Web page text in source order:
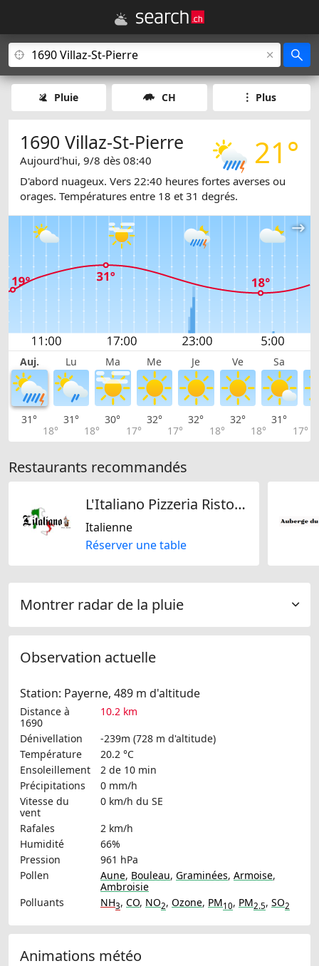
Pluie CH Plus
21°
1690 Villaz-St-Pierre
Aujourd'hui, 9/8 dès 08:40
D'abord nuageux. Vers 22:40 heures fortes averses ou
orages. Températures entre 18 et 31 degrés.
Auj. Lu Ma Me Je Ve Sa
31°
18°
31°
18°
30°
17°
32°
17°
32°
18°
32°
18°
31°
17°
Restaurants recommandés
L'Italiano Pizzeria Ristorante
Italienne
Réserver une table
Montrer radar de la pluie
Observation actuelle
Station: Payerne, 489 m d'altitude
Distance à
1690
10.2 km
Dénivellation
-239m (728 m d'altitude)
Température
20.2 °C
Ensoleillement
2 de 10 min
Précipitations
0 mm/h
Vitesse du
vent
0 km/h du SE
Rafales
2 km/h
Humidité
66%
Pression
961 hPa
Pollen
Aune, Bouleau, Graminées, Armoise,
Ambroisie
Polluants
NH3, CO, NO2, Ozone, PM10, PM2.5, SO2
Animations météo